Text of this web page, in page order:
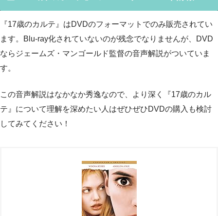
『17歳のカルテ』はDVDのフォーマットでのみ販売されてい
ます。Blu-ray化されていないのが残念でなりませんが、DVD
ならジェームズ・マンゴールド監督の音声解説がついていま
す。
この音声解説はなかなか秀逸なので、より深く『17歳のカル
テ』について理解を深めたい人はぜひぜひDVDの購入も検討
してみてください！